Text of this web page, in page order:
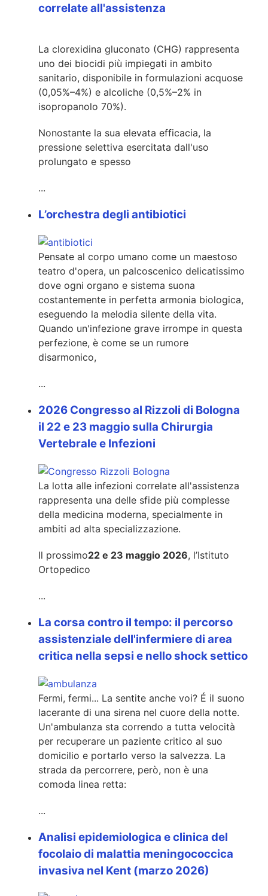
correlate all'assistenza
La clorexidina gluconato (CHG) rappresenta
uno dei biocidi più impiegati in ambito
sanitario, disponibile in formulazioni acquose
(0,05%–4%) e alcoliche (0,5%–2% in
isopropanolo 70%).
Nonostante la sua elevata efficacia, la
pressione selettiva esercitata dall'uso
prolungato e spesso
...
L’orchestra degli antibiotici
Pensate al corpo umano come un maestoso
teatro d'opera, un palcoscenico delicatissimo
dove ogni organo e sistema suona
costantemente in perfetta armonia biologica,
eseguendo la melodia silente della vita.
Quando un'infezione grave irrompe in questa
perfezione, è come se un rumore
disarmonico,
...
2026 Congresso al Rizzoli di Bologna
il 22 e 23 maggio sulla Chirurgia
Vertebrale e Infezioni
La lotta alle infezioni correlate all'assistenza
rappresenta una delle sfide più complesse
della medicina moderna, specialmente in
ambiti ad alta specializzazione.
Il prossimo22 e 23 maggio 2026, l’Istituto
Ortopedico
...
La corsa contro il tempo: il percorso
assistenziale dell'infermiere di area
critica nella sepsi e nello shock settico
Fermi, fermi... La sentite anche voi? É il suono
lacerante di una sirena nel cuore della notte.
Un'ambulanza sta correndo a tutta velocità
per recuperare un paziente critico al suo
domicilio e portarlo verso la salvezza. La
strada da percorrere, però, non è una
comoda linea retta:
...
Analisi epidemiologica e clinica del
focolaio di malattia meningococcica
invasiva nel Kent (marzo 2026)